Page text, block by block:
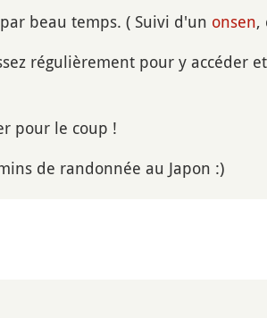
beau temps. ( Suivi d'un onsen,
régulièrement pour y accéder
pour le coup !
de randonnée au Japon :)